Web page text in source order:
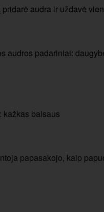
audra ir uždavė
audros padariniai:
kažkas baisaus
papasakojo, kaip